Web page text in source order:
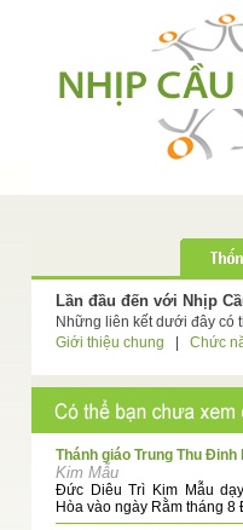
Lần đầu đến với Nhịp
Những liên kết dưới đây có
Giới thiệu chung
Chức
Thánh giáo Trung Thu Đinh
Kim Mẫu
Đức Diêu Trì Kim Mẫu
Hòa vào ngày Rằm tháng